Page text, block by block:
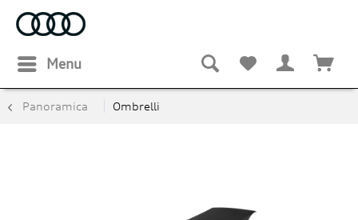
Menu
Panoramica Ombrelli